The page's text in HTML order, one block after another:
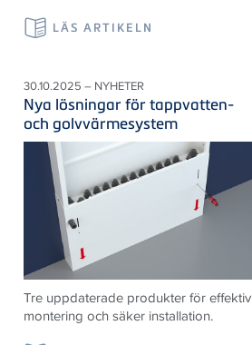
LÄS ARTIKELN
30.10.2025 – NYHETER
Nya lösningar för tappvatten-
och golvvärmesystem
Tre uppdaterade produkter för effektiv
montering och säker installation.